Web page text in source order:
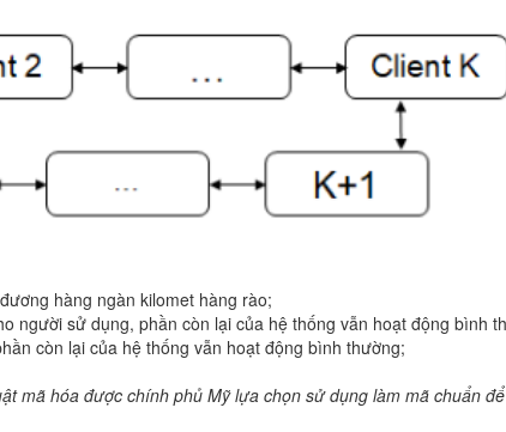
hàng ngàn kilomet hàng rào;
người sử dụng, phần còn lại của hệ thống vẫn hoạt động bình
còn lại của hệ thống vẫn hoạt động bình thường;
mã hóa được chính phủ Mỹ lựa chọn sử dụng làm mã chuẩn